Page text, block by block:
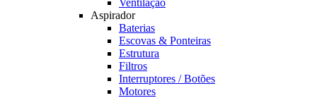
Ventilação
Aspirador
Baterias
Escovas & Ponteiras
Estrutura
Filtros
Interruptores / Botões
Motores